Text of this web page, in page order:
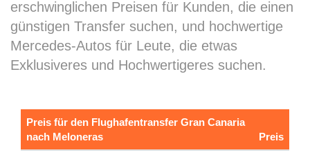
erschwinglichen Preisen für Kunden, die einen
günstigen Transfer suchen, und hochwertige
Mercedes-Autos für Leute, die etwas
Exklusiveres und Hochwertigeres suchen.
Preis für den Flughafentransfer Gran Canaria
nach Meloneras
Preis